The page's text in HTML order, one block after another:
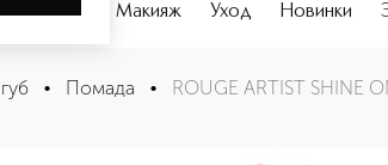
Макияж Уход Новинки
для губ
• Помада • ROUGE ARTIST SHINE